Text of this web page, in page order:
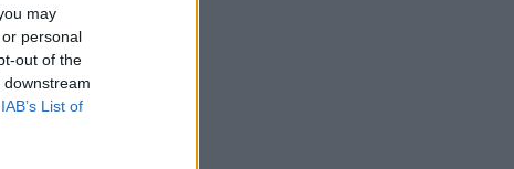
may
personal
out of the
IAB’s List of